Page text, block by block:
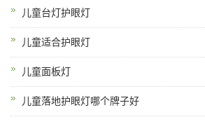
儿童台灯护眼灯
儿童适合护眼灯
儿童面板灯
儿童落地护眼灯哪个牌子好